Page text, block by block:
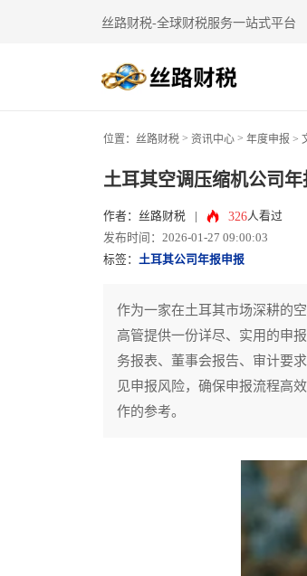
丝路财税-全球财税服务一站式平台
位置： 丝路财税 > 资讯中心 > 年度申报 >
土耳其空调压缩机公司
作者：丝路财税 326人看过
发布时间：2026-01-27 09:00:03
标签： 土耳其公司年报申报
作为一家在土耳其市场深耕的
高管提供一份详尽、实用的申
务报表、董事会报告、审计要
见申报风险，确保申报流程高
作的参考。